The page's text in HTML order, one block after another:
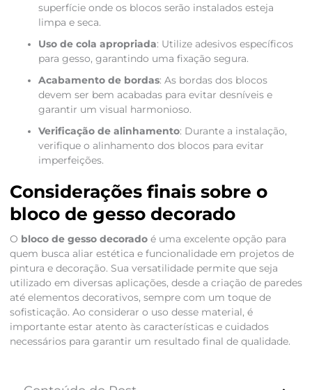
superfície onde os blocos serão instalados esteja
limpa e seca.
Uso de cola apropriada: Utilize adesivos específicos
para gesso, garantindo uma fixação segura.
Acabamento de bordas: As bordas dos blocos
devem ser bem acabadas para evitar desníveis e
garantir um visual harmonioso.
Verificação de alinhamento: Durante a instalação,
verifique o alinhamento dos blocos para evitar
imperfeições.
Considerações finais sobre o
bloco de gesso decorado
O bloco de gesso decoradoé uma excelente opção para
quem busca aliar estética e funcionalidade em projetos de
pintura e decoração. Sua versatilidade permite que seja
utilizado em diversas aplicações, desde a criação de paredes
até elementos decorativos, sempre com um toque de
sofisticação. Ao considerar o uso desse material, é
importante estar atento às características e cuidados
necessários para garantir um resultado final de qualidade.